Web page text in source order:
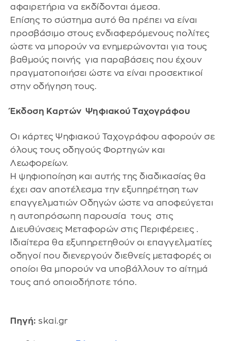
αφαιρετήρια να εκδίδονται άμεσα.
Επίσης το σύστημα αυτό θα πρέπει να είναι
προσβάσιμο στους ενδιαφερόμενους πολίτες
ώστε να μπορούν να ενημερώνονται για τους
βαθμούς ποινής για παραβάσεις που έχουν
πραγματοποιήσει ώστε να είναι προσεκτικοί
στην οδήγηση τους.
Έκδοση Καρτών Ψηφιακού Ταχογράφου
Οι κάρτες Ψηφιακού Ταχογράφου αφορούν σε
όλους τους οδηγούς Φορτηγών και
Λεωφορείων.
Η ψηφιοποίηση και αυτής της διαδικασίας θα
έχει σαν αποτέλεσμα την εξυπηρέτηση των
επαγγελματιών Οδηγών ώστε να αποφεύγεται
η αυτοπρόσωπη παρουσία τους στις
Διευθύνσεις Μεταφορών στις Περιφέρειες .
Ιδιαίτερα θα εξυπηρετηθούν οι επαγγελματίες
οδηγοί που διενεργούν διεθνείς μεταφορές οι
οποίοι θα μπορούν να υποβάλλουν το αίτημά
τους από οποιοδήποτε τόπο.
Πηγή: skai.gr